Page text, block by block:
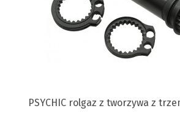
PSYCHIC rolgaz z tworzywa z